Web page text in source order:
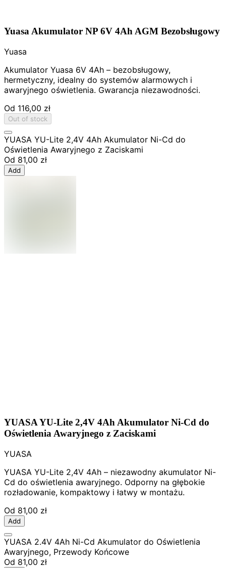
Yuasa Akumulator NP 6V 4Ah AGM Bezobsługowy
Yuasa
Akumulator Yuasa 6V 4Ah – bezobsługowy,
hermetyczny, idealny do systemów alarmowych i
awaryjnego oświetlenia. Gwarancja niezawodności.
Od 116,00 zł
Out of stock
YUASA YU-Lite 2,4V 4Ah Akumulator Ni-Cd do
Oświetlenia Awaryjnego z Zaciskami
Od 81,00 zł
Add
YUASA YU-Lite 2,4V 4Ah Akumulator Ni-Cd do
Oświetlenia Awaryjnego z Zaciskami
YUASA
YUASA YU-Lite 2,4V 4Ah – niezawodny akumulator Ni-
Cd do oświetlenia awaryjnego. Odporny na głębokie
rozładowanie, kompaktowy i łatwy w montażu.
Od 81,00 zł
Add
YUASA 2.4V 4Ah Ni-Cd Akumulator do Oświetlenia
Awaryjnego, Przewody Końcowe
Od 81,00 zł